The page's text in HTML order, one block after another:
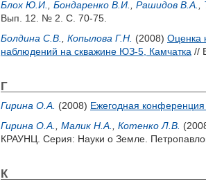
Блох Ю.И. Бондаренко В.И. Рашидов В.А.
Вып. 12. № 2. С. 70-75.
Болдина С.В.
Копылова Г.Н. (2008) Оценка
наблюдений на скважине ЮЗ-5, Камчатка //
Г
Гирина О.А. (2008) Ежегодная конференция
Гирина О.А.
Малик Н.А. Котенко Л.В.
КРАУНЦ. Серия: Науки о Земле.
К